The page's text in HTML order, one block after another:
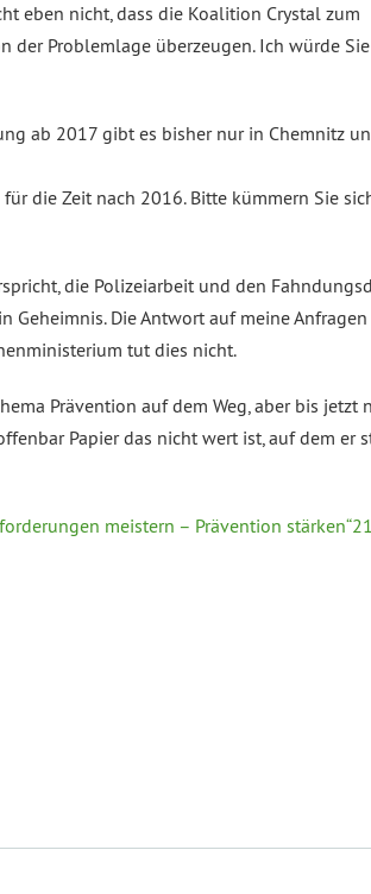
eben nicht, dass die Koalition Crystal zum
der Problemlage überzeugen. Ich würde
ab 2017 gibt es bisher nur in Chemnitz
die Zeit nach 2016. Bitte kümmern Sie
die Polizeiarbeit und den
Die Antwort auf meine Anfragen
tut dies nicht.
Prävention auf dem Weg, aber bis jetzt
Papier das nicht wert ist, auf dem er
meistern – Prävention